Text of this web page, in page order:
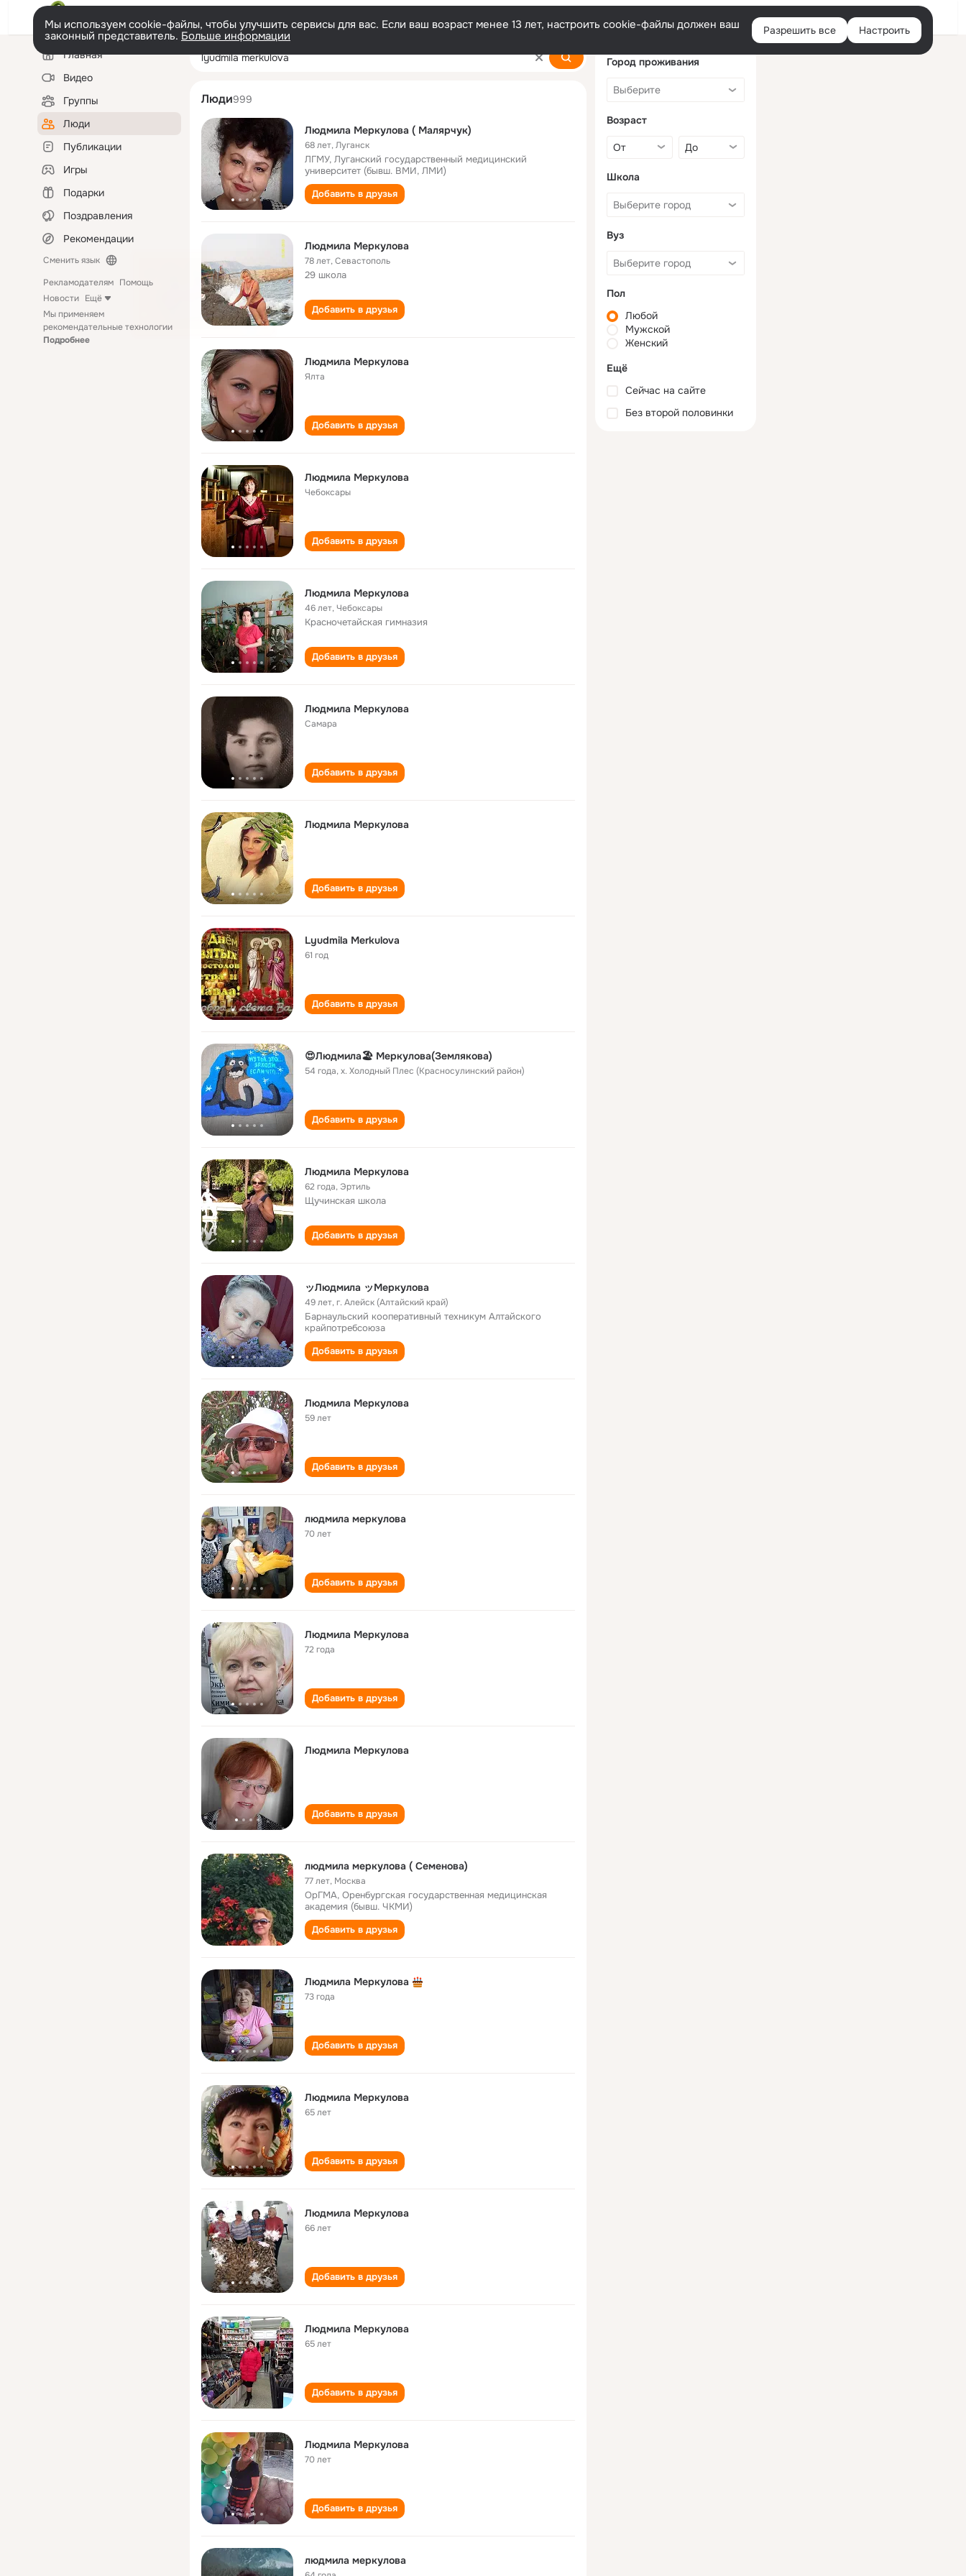
Войти
Мы используем cookie-файлы, чтобы улучшить сервисы для вас. Если ваш возраст менее 13 лет, настроить cookie-файлы должен ваш
законный представитель. Больше информации Разрешить все Настроить
Левая
колонкаГлавная
Видео
Группы
Люди
Публикации
Игры
Подарки
Поздравления
Рекомендации
Сменить язык
Рекламодателям Помощь
Новости Ещё
Мы применяем
рекомендательные технологии
Подробнее
lyudmila merkulova
Люди999
Людмила Меркулова ( Малярчук)
68 лет,Луганск
ЛГМУ, Луганский государственный медицинский
университет (бывш. ВМИ, ЛМИ)
Добавить в друзья
Людмила Меркулова
78 лет,Севастополь
29 школа
Добавить в друзья
Людмила Меркулова
Ялта
Добавить в друзья
Людмила Меркулова
Чебоксары
Добавить в друзья
Людмила Меркулова
46 лет,Чебоксары
Красночетайская гимназия
Добавить в друзья
Людмила Меркулова
Самара
Добавить в друзья
Людмила Меркулова
Добавить в друзья
Lyudmila Merkulova
61 год
Добавить в друзья
😍Людмила🏖️ Меркулова(Землякова)
54 года,х. Холодный Плес (Красносулинский район)
Добавить в друзья
Людмила Меркулова
62 года, Эртиль
Щучинская школа
Добавить в друзья
ッЛюдмила ッМеркулова
49 лет,г. Алейск (Алтайский край)
Барнаульский кооперативный техникум Алтайского
крайпотребсоюза
Добавить в друзья
Людмила Меркулова
59 лет
Добавить в друзья
людмила меркулова
70 лет
Добавить в друзья
Людмила Меркулова
72 года
Добавить в друзья
Людмила Меркулова
Добавить в друзья
людмила меркулова ( Семенова)
77 лет, Москва
ОрГМА, Оренбургская государственная медицинская
академия (бывш. ЧКМИ)
Добавить в друзья
Людмила Меркулова
73 года
Добавить в друзья
Людмила Меркулова
65 лет
Добавить в друзья
Людмила Меркулова
66 лет
Добавить в друзья
Людмила Меркулова
65 лет
Добавить в друзья
Людмила Меркулова
70 лет
Добавить в друзья
людмила меркулова
Город проживания
Возраст
Школа
Вуз
Пол
Любой
Мужской
Женский
Ещё
Сейчас на сайте
Без второй половинки